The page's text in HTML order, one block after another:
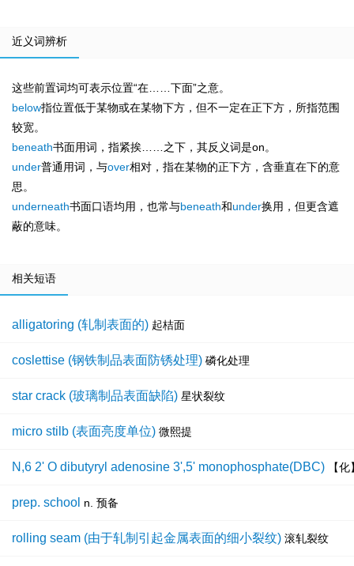
近义词辨析
这些前置词均可表示位置“在……下面”之意。
below指位置低于某物或在某物下方，但不一定在正下方，所指范围
较宽。
beneath书面用词，指紧挨……之下，其反义词是on。
under普通用词，与over相对，指在某物的正下方，含垂直在下的意
思。
underneath书面口语均用，也常与beneath和under换用，但更含遮
蔽的意味。
相关短语
alligatoring (轧制表面的) 起桔面
coslettise (钢铁制品表面防锈处理) 磷化处理
star crack (玻璃制品表面缺陷) 星状裂纹
micro stilb (表面亮度单位) 微熙提
N,6 2' O dibutyryl adenosine 3',5' monophosphate(DBC) 【
prep. school n. 预备
rolling seam (由于轧制引起金属表面的细小裂纹) 滚轧裂纹